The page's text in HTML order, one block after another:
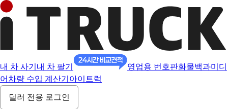
내 차 사기 내 차 팔기 영업용 번호판화물백과미디
어 차량 수입 계산기 아이트럭
딜러 전용 로그인